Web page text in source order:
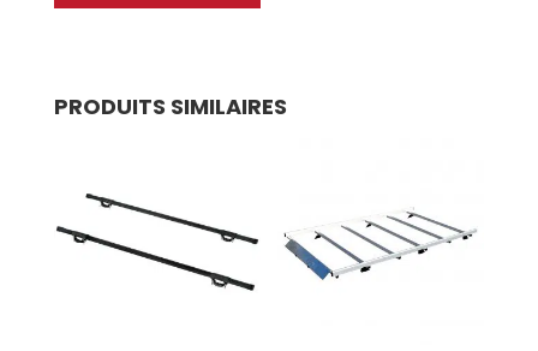
PRODUITS SIMILAIRES